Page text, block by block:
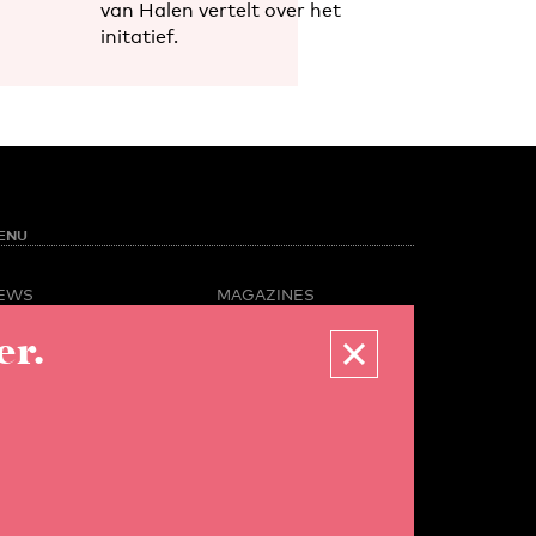
van Halen vertelt over het
initatief.
MAGAZINES